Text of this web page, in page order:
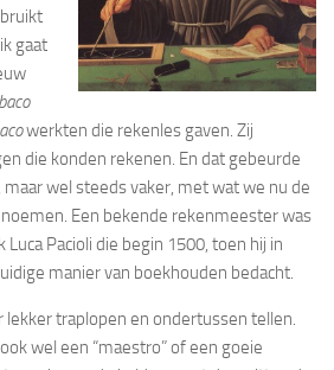
gaat
werkten die rekenles gaven. Zij
die konden rekenen. En dat gebeurde
wel steeds vaker, met wat we nu de
Een bekende rekenmeester was
Luca Pacioli die begin 1500, toen hij in
manier van boekhouden bedacht.
lekker traplopen en ondertussen tellen.
wel een “maestro” of een goeie